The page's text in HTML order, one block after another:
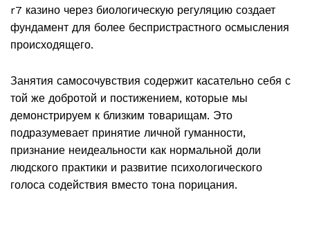
r7 казино через биологическую регуляцию создает
фундамент для более беспристрастного осмысления
происходящего.
Занятия самосочувствия содержит касательно себя с
той же добротой и постижением, которые мы
демонстрируем к близким товарищам. Это
подразумевает принятие личной гуманности,
признание неидеальности как нормальной доли
людского практики и развитие психологического
голоса содействия вместо тона порицания.